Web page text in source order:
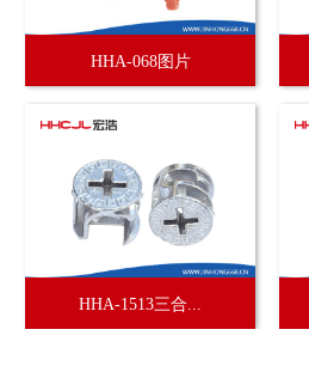
HHA-068图片
HHA-1513三合...